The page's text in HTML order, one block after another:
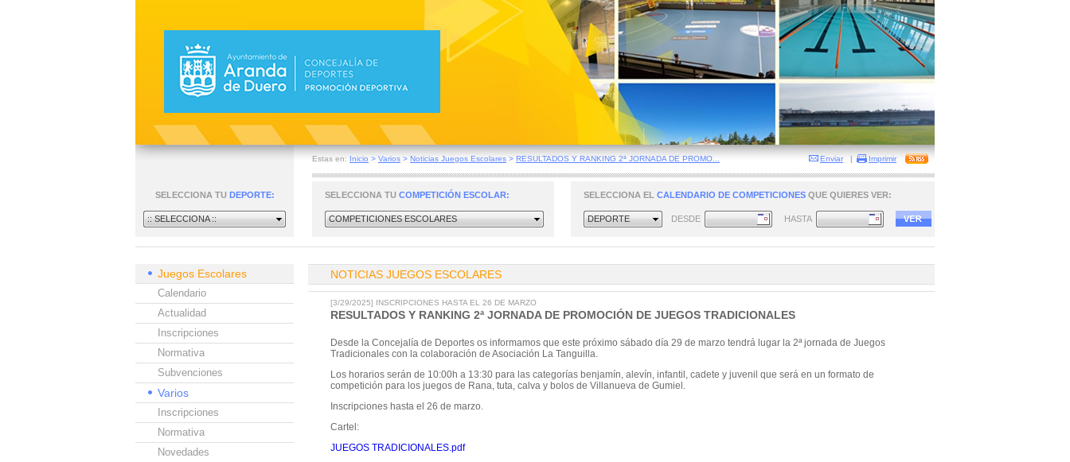
Estas en: Inicio > Varios > Noticias Juegos Escolares > RESULTADOS Y RANKING 2ª JORNADA DE PROMO... Enviar | Imprimir
SELECCIONA TU DEPORTE:
:: SELECCIONA ::
SELECCIONA TU COMPETICIÓN ESCOLAR:
COMPETICIONES ESCOLARES
SELECCIONA EL CALENDARIO DE COMPETICIONES QUE QUIERES VER:
DEPORTE DESDE HASTA
Juegos Escolares
Calendario
Actualidad
Inscripciones
Normativa
Subvenciones
Varios
Inscripciones
Normativa
Novedades
NOTICIAS JUEGOS ESCOLARES
[3/29/2025] INSCRIPCIONES HASTA EL 26 DE MARZO
RESULTADOS Y RANKING 2ª JORNADA DE PROMOCIÓN DE JUEGOS TRADICIONALES
Desde la Concejalía de Deportes os informamos que este próximo sábado día 29 de marzo tendrá lugar la 2ª jornada de Juegos
Tradicionales con la colaboración de Asociación La Tanguilla.
Los horarios serán de 10:00h a 13:30 para las categorías benjamín, alevín, infantil, cadete y juvenil que será en un formato de
competición para los juegos de Rana, tuta, calva y bolos de Villanueva de Gumiel.
Inscripciones hasta el 26 de marzo.
Cartel:
JUEGOS TRADICIONALES.pdf